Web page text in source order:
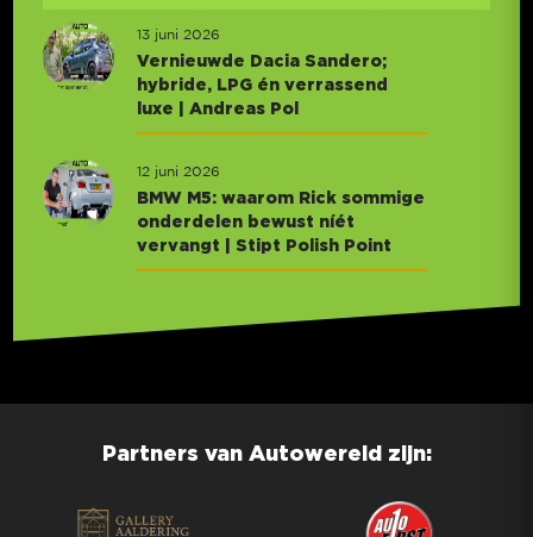
13 juni 2026
Vernieuwde Dacia Sandero;
hybride, LPG én verrassend
luxe | Andreas Pol
12 juni 2026
BMW M5: waarom Rick sommige
onderdelen bewust níét
vervangt | Stipt Polish Point
Partners van Autowereld zijn: